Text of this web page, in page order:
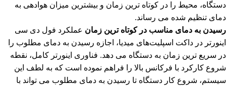
دستگاه، محیط را در کوتاه ترین زمان و بیشترین میزان هوادهی به
دمای تنظیم شده می رساند.
رسیدن به دمای مناسب در کوتاه ترین زمان عملکرد فول دی سی
اینورتر در داکت اسپلیت‌های میدیا، اجازه رسیدن به دمای مطلوب را
در سریع ترین زمان به دستگاه می دهد. فناوری اینورتر کامل، نقطه
شروع کارکرد با فرکانس بالا را فراهم نموده است که به لطف این
سیستم، شروع کار دستگاه تا رسیدن به دمای مطلوب می تواند با